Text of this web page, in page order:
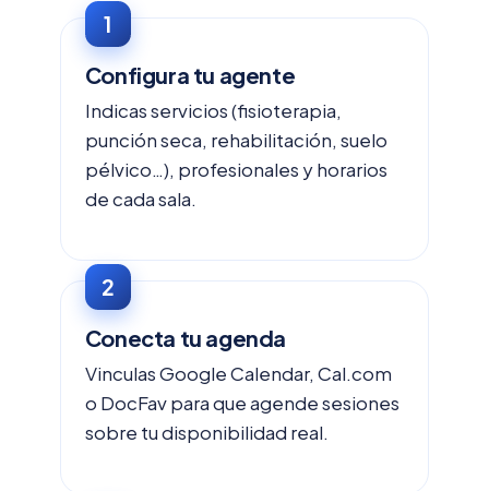
Configura tu agente
Indicas servicios (fisioterapia,
punción seca, rehabilitación, suelo
pélvico…), profesionales y horarios
de cada sala.
Conecta tu agenda
Vinculas Google Calendar, Cal.com
o DocFav para que agende sesiones
sobre tu disponibilidad real.